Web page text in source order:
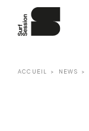
ACCUEIL NEWS